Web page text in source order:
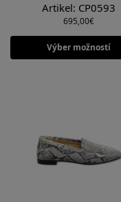
Artikel: CP0593
695,00€
Výber možností